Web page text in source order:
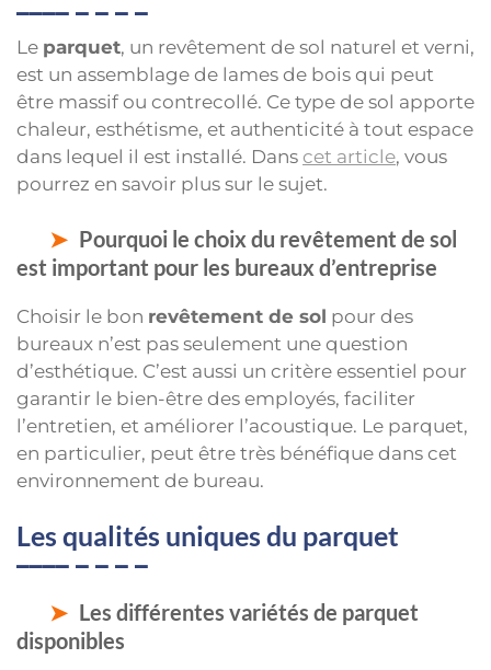
Le parquet, un revêtement de sol naturel et verni,
est un assemblage de lames de bois qui peut
être massif ou contrecollé. Ce type de sol apporte
chaleur, esthétisme, et authenticité à tout espace
dans lequel il est installé. Dans cet article, vous
pourrez en savoir plus sur le sujet.
Pourquoi le choix du revêtement de sol
est important pour les bureaux d’entreprise
Choisir le bon revêtement de sol pour des
bureaux n’est pas seulement une question
d’esthétique. C’est aussi un critère essentiel pour
garantir le bien-être des employés, faciliter
l’entretien, et améliorer l’acoustique. Le parquet,
en particulier, peut être très bénéfique dans cet
environnement de bureau.
Les qualités uniques du parquet
Les différentes variétés de parquet
disponibles